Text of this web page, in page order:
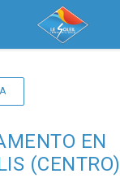
EN
(CENTRO)